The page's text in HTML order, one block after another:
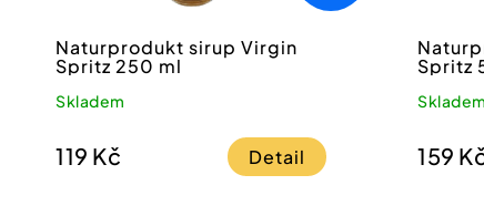
Naturprodukt sirup Virgin
Spritz 250 ml
Skladem
119 Kč Detail
Spritz
Skladem
159